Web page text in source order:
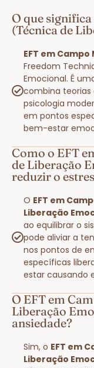
O que
(Técnica de
EFT em Campo
Freedom
Emocional. É
combina teorias
psicologia
em pontos
bem-estar
Como o EFT
de Liberação
reduzir o
O EFT em
Liberação
ao equilibrar o
pode aliviar a
nos pontos de
específicas
estar causando
O EFT em
Liberação
ansiedade?
Sim, o EFT em
Liberação